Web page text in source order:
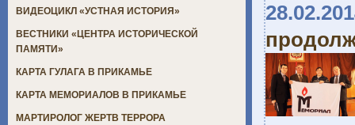
ВИДЕОЦИКЛ «УСТНАЯ ИСТОРИЯ»
ВЕСТНИКИ «ЦЕНТРА ИСТОРИЧЕСКОЙ
ПАМЯТИ»
КАРТА ГУЛАГА В ПРИКАМЬЕ
КАРТА МЕМОРИАЛОВ В ПРИКАМЬЕ
МАРТИРОЛОГ ЖЕРТВ ТЕРРОРА